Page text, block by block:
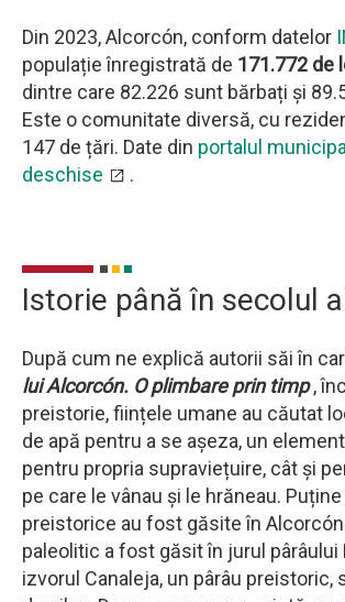
Din 2023, Alcorcón, conform datelor
populație înregistrată de 171.772 de
dintre care 82.226 sunt bărbați și
Este o comunitate diversă, cu
147 de țări. Date din portalul
deschise
.
Istorie până în secolul
După cum ne explică autorii săi în
lui Alcorcón. O plimbare prin timp,
preistorie, ființele umane au căutat
de apă pentru a se așeza, un
pentru propria supraviețuire, cât și
pe care le vânau și le hrăneau.
preistorice au fost găsite în
paleolitic a fost găsit în jurul pârâului
izvorul Canaleja, un pârâu preistoric,